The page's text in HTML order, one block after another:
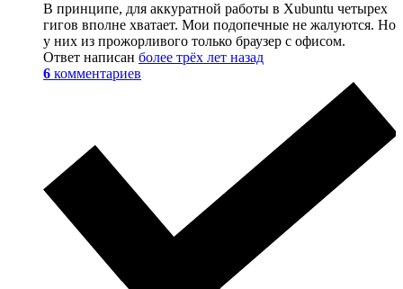
В принципе, для аккуратной работы в Xubuntu четырех
гигов вполне хватает. Мои подопечные не жалуются. Но
у них из прожорливого только браузер с офисом.
Ответ написан более трёх лет назад
6 комментариев